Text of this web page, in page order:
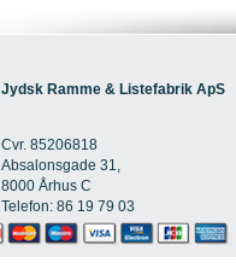
Jydsk Ramme & Listefabrik ApS
Cvr. 85206818
Absalonsgade 31,
8000 Århus C
Telefon: 86 19 79 03